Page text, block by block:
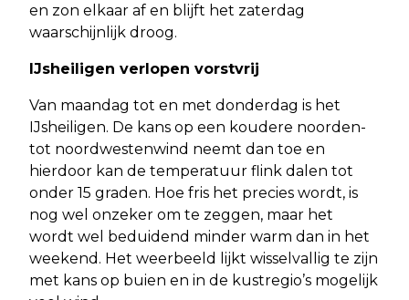
en zon elkaar af en blijft het zaterdag
waarschijnlijk droog.
IJsheiligen verlopen vorstvrij
Van maandag tot en met donderdag is het
IJsheiligen. De kans op een koudere noorden-
tot noordwestenwind neemt dan toe en
hierdoor kan de temperatuur flink dalen tot
onder 15 graden. Hoe fris het precies wordt, is
nog wel onzeker om te zeggen, maar het
wordt wel beduidend minder warm dan in het
weekend. Het weerbeeld lijkt wisselvallig te zijn
met kans op buien en in de kustregio’s mogelijk